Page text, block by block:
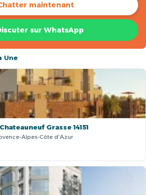
maintenant
sur WhatsApp
Une
Grasse 14151
Alpes-Côte d'Azur